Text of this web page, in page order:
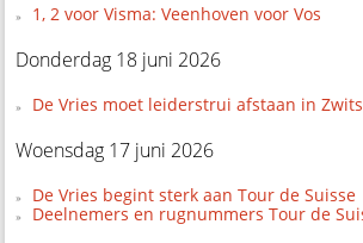
1, 2 voor Visma: Veenhoven voor Vos
Donderdag 18 juni 2026
De Vries moet leiderstrui afstaan in
Woensdag 17 juni 2026
De Vries begint sterk aan Tour de Suisse
Deelnemers en rugnummers Tour de